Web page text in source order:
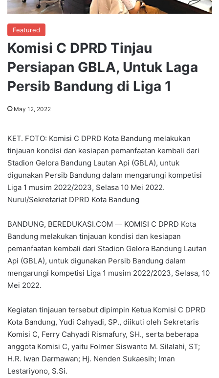
Featured
Komisi C DPRD Tinjau
Persiapan GBLA, Untuk Laga
Persib Bandung di Liga 1
May 12, 2022
KET. FOTO: Komisi C DPRD Kota Bandung melakukan
tinjauan kondisi dan kesiapan pemanfaatan kembali dari
Stadion Gelora Bandung Lautan Api (GBLA), untuk
digunakan Persib Bandung dalam mengarungi kompetisi
Liga 1 musim 2022/2023, Selasa 10 Mei 2022.
Nurul/Sekretariat DPRD Kota Bandung
BANDUNG, BEREDUKASI.COM — KOMISI C DPRD Kota
Bandung melakukan tinjauan kondisi dan kesiapan
pemanfaatan kembali dari Stadion Gelora Bandung Lautan
Api (GBLA), untuk digunakan Persib Bandung dalam
mengarungi kompetisi Liga 1 musim 2022/2023, Selasa, 10
Mei 2022.
Kegiatan tinjauan tersebut dipimpin Ketua Komisi C DPRD
Kota Bandung, Yudi Cahyadi, SP., diikuti oleh Sekretaris
Komisi C, Ferry Cahyadi Rismafury, SH., serta beberapa
anggota Komisi C, yaitu Folmer Siswanto M. Silalahi, ST;
H.R. Iwan Darmawan; Hj. Nenden Sukaesih; Iman
Lestariyono, S.Si.